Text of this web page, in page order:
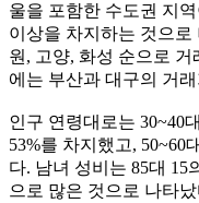
울을 포함한 수도권 지
이상을 차지하는 것으
원, 고양, 화성 순으로
에는 부산과 대구의 거
인구 연령대로는 30~40
53%를 차지했고, 50~60
다. 남녀 성비는 85대 15
으로 많은 것으로 나타